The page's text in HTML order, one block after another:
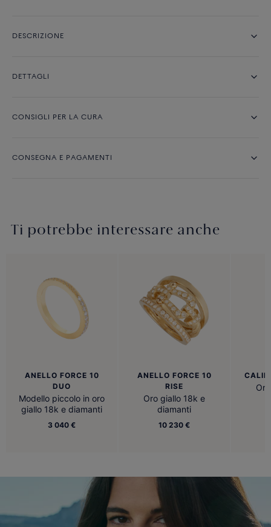
DESCRIZIONE
DETTAGLI
CONSIGLI PER LA CURA
CONSEGNA E PAGAMENTI
Ti potrebbe interessare anche
ANELLO FORCE 10
DUO
Modello piccolo in oro
giallo 18k e diamanti
3 040 €
ANELLO FORCE 10
RISE
Oro giallo 18k e
diamanti
10 230 €